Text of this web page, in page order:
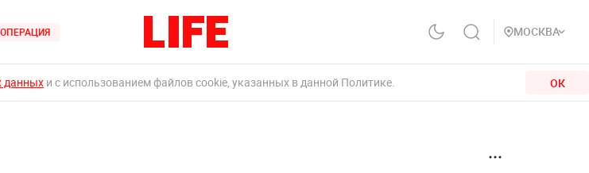
МОСКВА
данных и с использованием файлов cookie, указанных в данной Политике. ОК